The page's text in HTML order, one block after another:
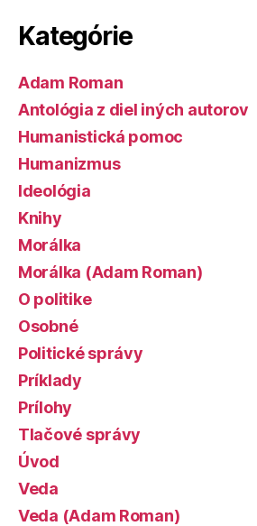
Kategórie
Adam Roman
Antológia z diel iných autorov
Humanistická pomoc
Humanizmus
Ideológia
Knihy
Morálka
Morálka (Adam Roman)
O politike
Osobné
Politické správy
Príklady
Prílohy
Tlačové správy
Úvod
Veda
Veda (Adam Roman)